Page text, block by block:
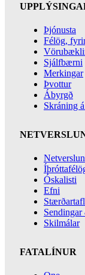
Þjónusta
Félög,
Sjálfbærni
Merkingar
Þvottur
Ábyrgð
Skráning
Netverslun
Óskalisti
Efni
Skilmálar
FATALÍNUR